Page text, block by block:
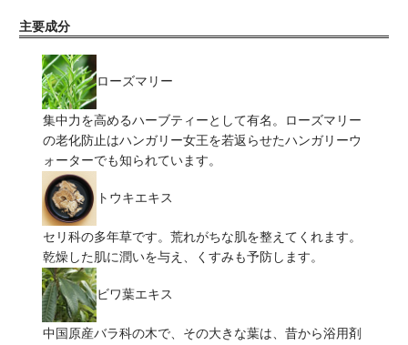
主要成分
ローズマリー
集中力を高めるハーブティーとして有名。ローズマリー
の老化防止はハンガリー女王を若返らせたハンガリーウ
ォーターでも知られています。
トウキエキス
セリ科の多年草です。荒れがちな肌を整えてくれます。
乾燥した肌に潤いを与え、くすみも予防します。
ビワ葉エキス
中国原産バラ科の木で、その大きな葉は、昔から浴用剤